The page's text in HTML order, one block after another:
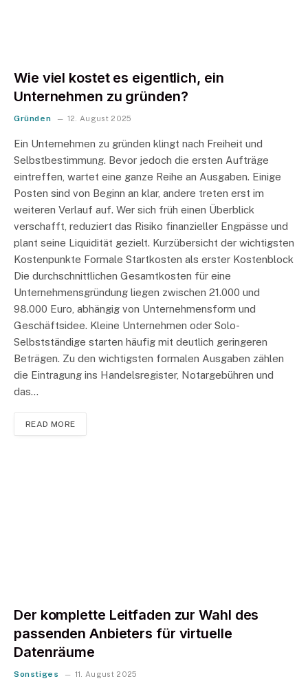
Wie viel kostet es eigentlich, ein
Unternehmen zu gründen?
Gründen 12. August 2025
Ein Unternehmen zu gründen klingt nach Freiheit und
Selbstbestimmung. Bevor jedoch die ersten Aufträge
eintreffen, wartet eine ganze Reihe an Ausgaben. Einige
Posten sind von Beginn an klar, andere treten erst im
weiteren Verlauf auf. Wer sich früh einen Überblick
verschafft, reduziert das Risiko finanzieller Engpässe und
plant seine Liquidität gezielt. Kurzübersicht der wichtigsten
Kostenpunkte Formale Startkosten als erster Kostenblock
Die durchschnittlichen Gesamtkosten für eine
Unternehmensgründung liegen zwischen 21.000 und
98.000 Euro, abhängig von Unternehmensform und
Geschäftsidee. Kleine Unternehmen oder Solo-
Selbstständige starten häufig mit deutlich geringeren
Beträgen. Zu den wichtigsten formalen Ausgaben zählen
die Eintragung ins Handelsregister, Notargebühren und
das…
READ MORE
Der komplette Leitfaden zur Wahl des
passenden Anbieters für virtuelle
Datenräume
Sonstiges 11. August 2025